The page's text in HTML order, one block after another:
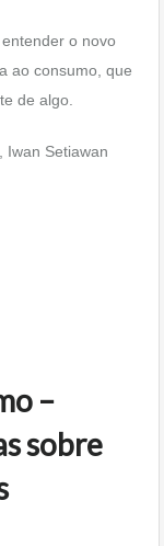
o novo
ao consumo, que
de algo.
Iwan Setiawan
–
sobre